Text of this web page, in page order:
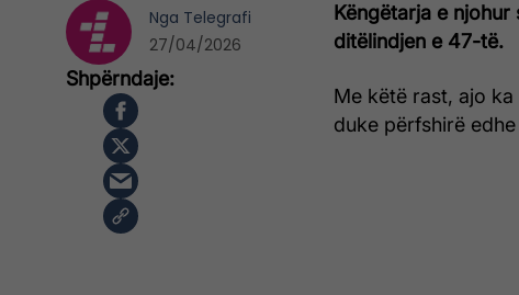
Këngëtarja e
ditëlindjen e 47-të.
Me këtë rast, ajo
duke përfshirë
Nga Telegrafi
27/04/2026